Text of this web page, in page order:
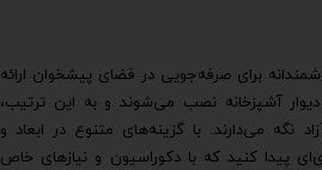
برای صرفه‌جویی در فضای پیشخوان ارائه
آشپزخانه نصب می‌شوند و به این ترتیب،
نگه می‌دارند. با گزینه‌های متنوع در ابعاد و
پیدا کنید که با دکوراسیون و نیازهای خاص